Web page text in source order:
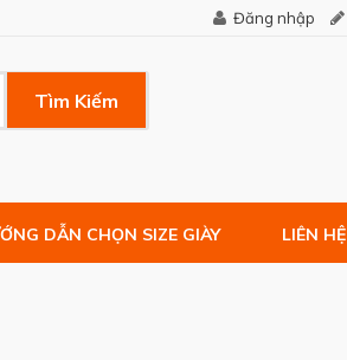
Đăng nhập
Tìm Kiếm
DẪN CHỌN SIZE GIÀY LIÊN HỆ